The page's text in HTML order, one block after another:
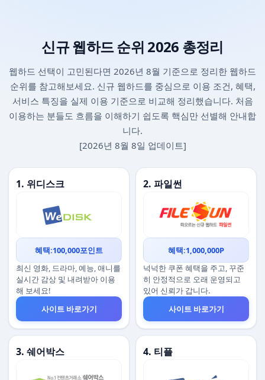
신규 웹하드 순위 2026 총정리
웹하드 선택이 고민된다면 2026년 8월 기준으로 정리한 웹하드
순위를 참고해보세요. 신규 웹하드를 중심으로 이용 조건, 혜택,
서비스 특징을 실제 이용 기준으로 비교해 정리했습니다. 처음
이용하는 분들도 흐름을 이해하기 쉽도록 핵심만 선별해 안내합
니다.
[2026년 8월 8일 업데이트]
1. 위디스크
혜택:100,000포인트
최신 영화, 드라마, 예능, 애니를
실시간 감상 및 내려받아 이용
해 보세요!
사이트 바로가기
2. 파일썬
혜택:1,000,000P
넉넉한 쿠폰 혜택을 주고, 꾸준
히 안정적으로 오래 운영되고
있어 신뢰가 갑니다.
사이트 바로가기
3. 쉐어박스 4. 티플